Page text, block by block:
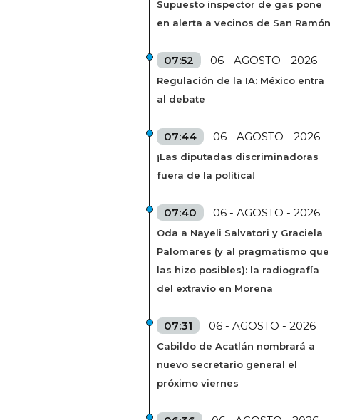
Supuesto inspector de gas pone
en alerta a vecinos de San Ramón
07:52 06 - AGOSTO - 2026
Regulación de la IA: México entra
al debate
07:44 06 - AGOSTO - 2026
¡Las diputadas discriminadoras
fuera de la política!
07:40 06 - AGOSTO - 2026
Oda a Nayeli Salvatori y Graciela
Palomares (y al pragmatismo que
las hizo posibles): la radiografía
del extravío en Morena
07:31 06 - AGOSTO - 2026
Cabildo de Acatlán nombrará a
nuevo secretario general el
próximo viernes